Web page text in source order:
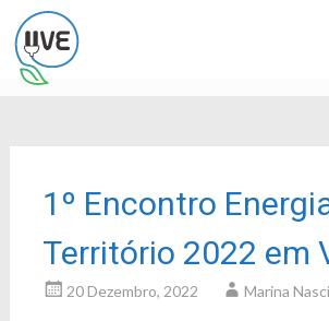
1º Encontro
Território 2022 em
20 Dezembro, 2022 Marina